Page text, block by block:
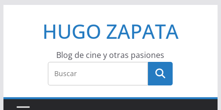
HUGO ZAPATA
Blog de cine y otras pasiones